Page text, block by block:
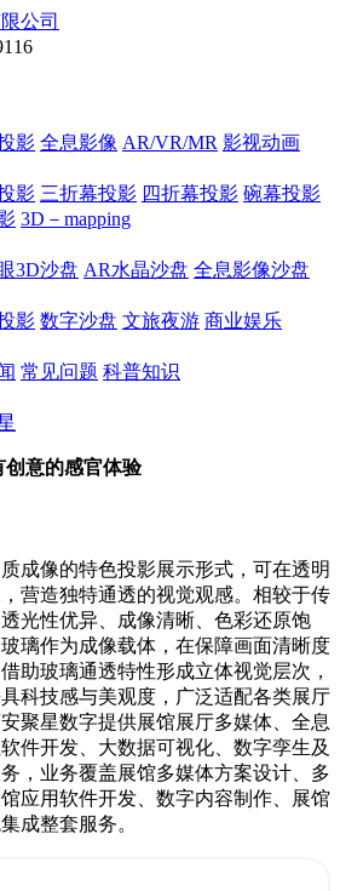
影 全息影像 AR/VR/MR 影视动画
影 三折幕投影 四折幕投影 碗幕投影
3D－mapping
3D沙盘 AR水晶沙盘 全息影像沙盘
影 数字沙盘 文旅夜游 商业娱乐
常见问题 科普知识
创意的感官体验
成像的特色投影展示形式，可在透明
营造独特通透的视觉观感。相较于传
光性优异、成像清晰、色彩还原饱
璃作为成像载体，在保障画面清晰度
助玻璃通透特性形成立体视觉层次，
科技感与美观度，广泛适配各类展厅
聚星数字提供展馆展厅多媒体、全息
件开发、大数据可视化、数字孪生及
，业务覆盖展馆多媒体方案设计、多
应用软件开发、数字内容制作、展馆
成整套服务。